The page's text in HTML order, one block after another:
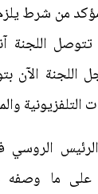
من شرط
اللجنة
اللجنة الآن
التلفزيونية
الروسي
على ما وصفه